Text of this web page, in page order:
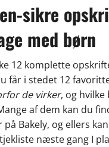
sikre
med børn
12 komplette
får i stedet 12
de virker, og
af dem kan du
Bakely, og ellers
næste gang I